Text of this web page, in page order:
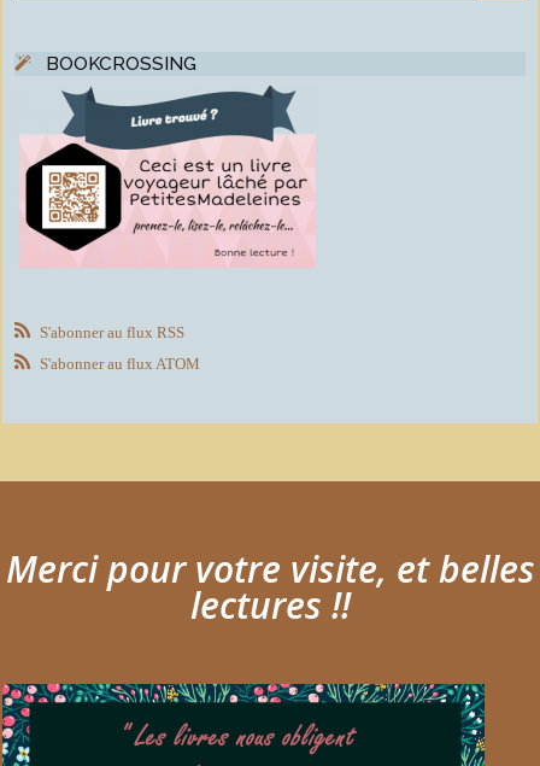
BOOKCROSSING
S'abonner au flux RSS
S'abonner au flux ATOM
Merci pour votre visite, et belles
lectures !!